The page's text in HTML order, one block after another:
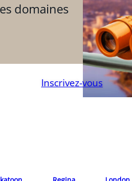
domaines
Inscrivez-vous